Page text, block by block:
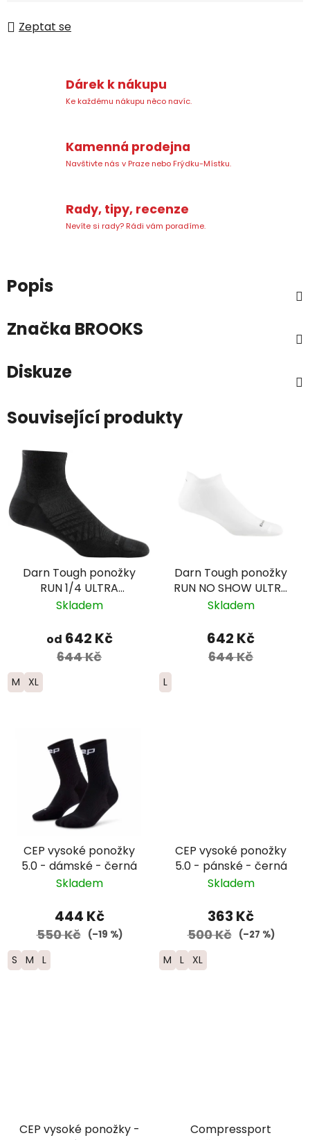
Zeptat se
Dárek k nákupu
Ke každému nákupu něco navíc.
Kamenná prodejna
Navštivte nás v Praze nebo Frýdku-Místku.
Rady, tipy, recenze
Nevíte si rady? Rádi vám poradíme.
Popis
Značka BROOKS
Diskuze
Související produkty
Darn Tough ponožky
RUN 1/4 ULTRA
Lightweight Merino -
Skladem
od 642 Kč
644 Kč
M XL
Darn Tough ponožky
RUN NO SHOW ULTRA
Lightweight Merino -
Skladem
642 Kč
644 Kč
L
CEP vysoké ponožky
5.0 - dámské - černá
Skladem
444 Kč
550 Kč (–19 %)
S M L
CEP vysoké ponožky
5.0 - pánské - černá
Skladem
363 Kč
500 Kč (–27 %)
M L XL
CEP vysoké ponožky -
Compressport